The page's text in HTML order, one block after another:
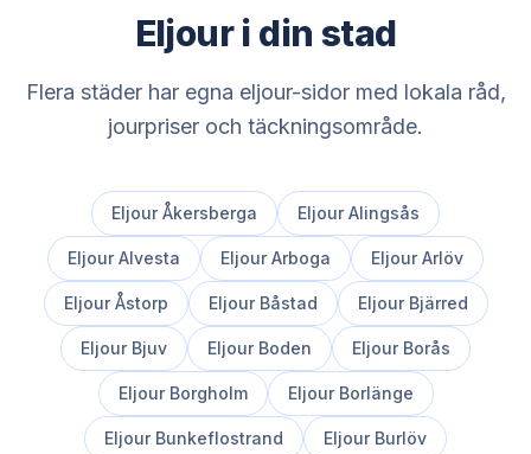
Eljour i din stad
Flera städer har egna eljour-sidor med lokala råd,
jourpriser och täckningsområde.
EljourÅkersberga EljourAlingsås
EljourAlvesta EljourArboga EljourArlöv
EljourÅstorp Eljour Båstad Eljour Bjärred
Eljour Bjuv Eljour Boden Eljour Borås
Eljour Borgholm Eljour Borlänge
Eljour Bunkeflostrand Eljour Burlöv